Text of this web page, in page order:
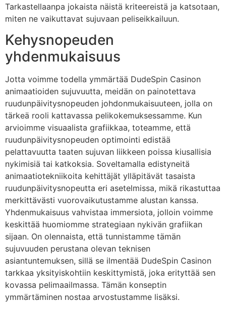
Tarkastellaanpa jokaista näistä kriteereistä ja katsotaan,
miten ne vaikuttavat sujuvaan peliseikkailuun.
Kehysnopeuden
yhdenmukaisuus
Jotta voimme todella ymmärtää DudeSpin Casinon
animaatioiden sujuvuutta, meidän on painotettava
ruudunpäivitysnopeuden johdonmukaisuuteen, jolla on
tärkeä rooli kattavassa pelikokemuksessamme. Kun
arvioimme visuaalista grafiikkaa, toteamme, että
ruudunpäivitysnopeuden optimointi edistää
pelattavuutta taaten sujuvan liikkeen poissa kiusallisia
nykimisiä tai katkoksia. Soveltamalla edistyneitä
animaatiotekniikoita kehittäjät ylläpitävät tasaista
ruudunpäivitysnopeutta eri asetelmissa, mikä rikastuttaa
merkittävästi vuorovaikutustamme alustan kanssa.
Yhdenmukaisuus vahvistaa immersiota, jolloin voimme
keskittää huomiomme strategiaan nykivän grafiikan
sijaan. On olennaista, että tunnistamme tämän
sujuvuuden perustana olevan teknisen
asiantuntemuksen, sillä se ilmentää DudeSpin Casinon
tarkkaa yksityiskohtiin keskittymistä, joka erityttää sen
kovassa pelimaailmassa. Tämän konseptin
ymmärtäminen nostaa arvostustamme lisäksi.